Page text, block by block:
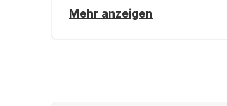
Mehr anzeigen